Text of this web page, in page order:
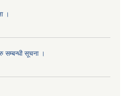
।
सम्बन्धी सूचना ।